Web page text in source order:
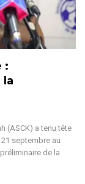
:
la
(ASCK) a tenu tête
septembre au
de la